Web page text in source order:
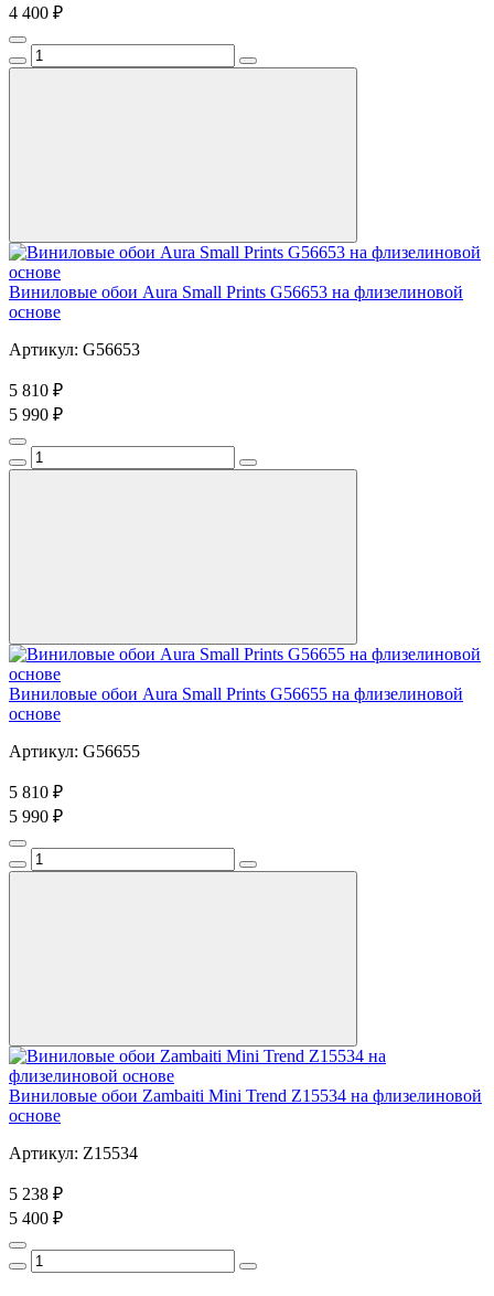
4 400 ₽
Виниловые обои Aura Small Prints G56653 на флизелиновой
основе
Артикул: G56653
5 810 ₽
5 990 ₽
Виниловые обои Aura Small Prints G56655 на флизелиновой
основе
Артикул: G56655
5 810 ₽
5 990 ₽
Виниловые обои Zambaiti Mini Trend Z15534 на флизелиновой
основе
Артикул: Z15534
5 238 ₽
5 400 ₽